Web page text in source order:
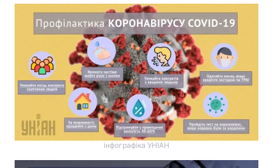
інфографіка УНІАН